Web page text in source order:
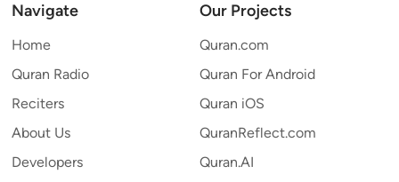
Navigate
Home
Quran Radio
Reciters
About Us
Developers
Our Projects
Quran.com
Quran For Android
Quran iOS
QuranReflect.com
Quran.AI